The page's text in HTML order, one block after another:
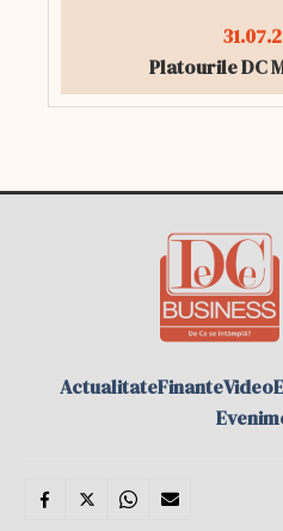
Platourile DC
ActualitateFinanteVideo